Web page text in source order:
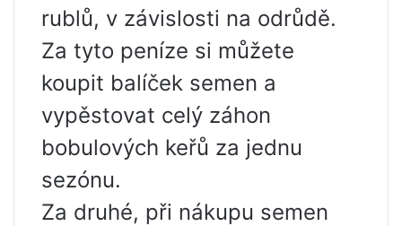
rublů, v závislosti na odrůdě.
Za tyto peníze si můžete
koupit balíček semen a
vypěstovat celý záhon
bobulových keřů za jednu
sezónu.
Za druhé, při nákupu semen